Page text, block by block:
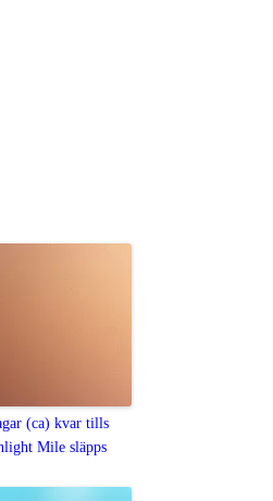
(ca) kvar tills
Mile släpps